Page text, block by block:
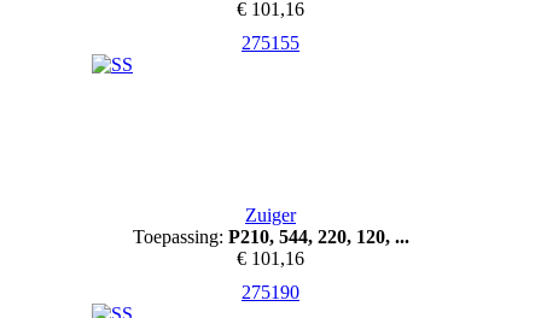
€ 101,16
275155
Zuiger
Toepassing: P210, 544, 220, 120, ...
€ 101,16
275190